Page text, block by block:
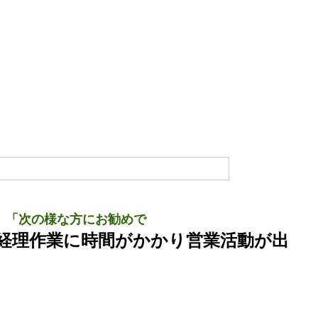
「次の様な方にお勧めで
理作業に時間がかかり営業活動が出